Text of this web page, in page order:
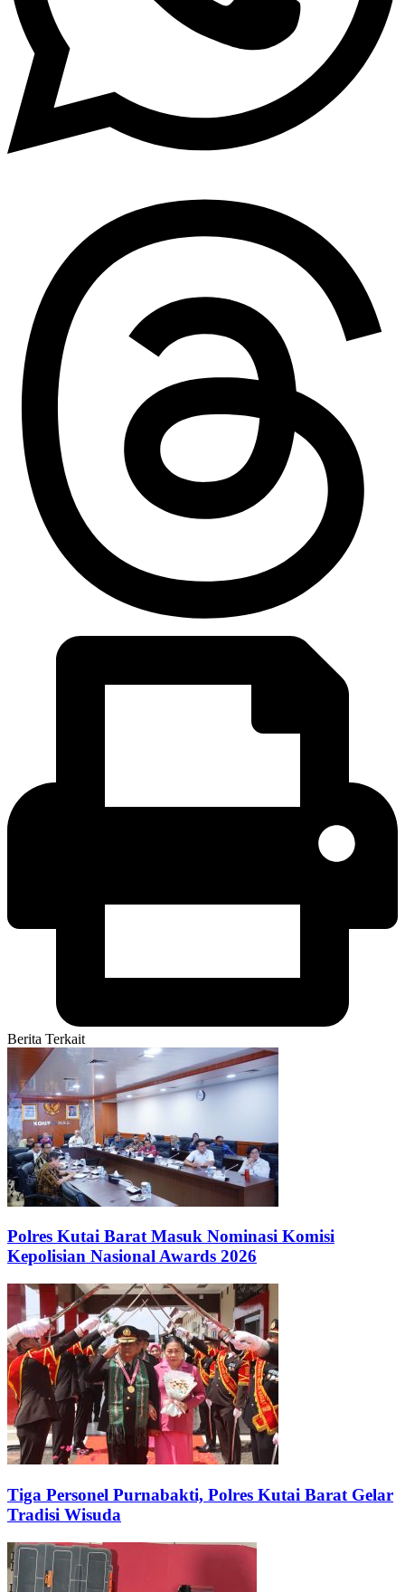
Berita Terkait
Polres Kutai Barat Masuk Nominasi Komisi
Kepolisian Nasional Awards 2026
Tiga Personel Purnabakti, Polres Kutai Barat Gelar
Tradisi Wisuda